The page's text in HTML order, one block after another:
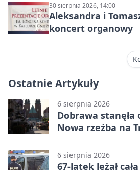
30 sierpnia 2026, 14:00
Aleksandra i
koncert organowy
Ostatnie Artykuły
6 sierpnia 2026
Dobrawa stanęła
Nowa rzeźba na
6 sierpnia 2026
67-latek leżał